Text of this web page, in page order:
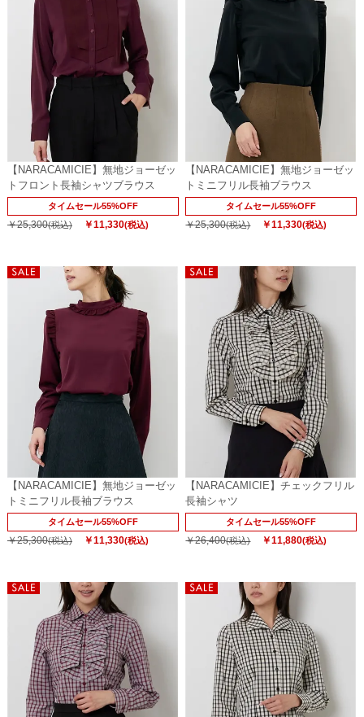
【NARACAMICIE】無地ジョーゼッ
トフロント長袖シャツブラウス
タイムセール55%OFF
￥25,300(税込) ￥11,330(税込)
【NARACAMICIE】無地ジョーゼッ
トミニフリル長袖ブラウス
タイムセール55%OFF
￥25,300(税込) ￥11,330(税込)
【NARACAMICIE】無地ジョーゼッ
トミニフリル長袖ブラウス
タイムセール55%OFF
￥25,300(税込) ￥11,330(税込)
【NARACAMICIE】チェックフリル
長袖シャツ
タイムセール55%OFF
￥26,400(税込) ￥11,880(税込)